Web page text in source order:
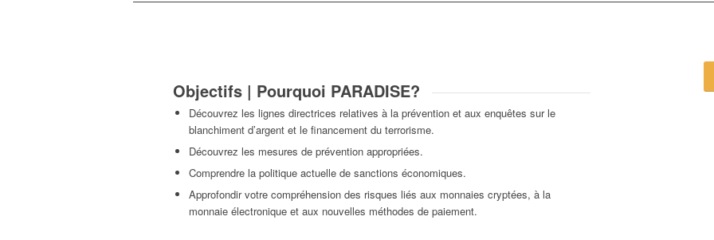
Objectifs | Pourquoi PARADISE?
Découvrez les lignes directrices relatives à la prévention et aux enquêtes sur le
blanchiment d’argent et le financement du terrorisme.
Découvrez les mesures de prévention appropriées.
Comprendre la politique actuelle de sanctions économiques.
Approfondir votre compréhension des risques liés aux monnaies cryptées, à la
monnaie électronique et aux nouvelles méthodes de paiement.